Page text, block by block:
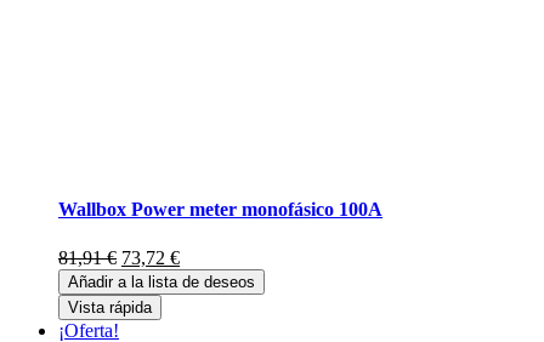
Wallbox Power meter monofásico 100A
81,91€ El
precio
original
era:
73,72 €El
precio
actual
Añadir a la lista de deseos
Vista rápida
¡Oferta!